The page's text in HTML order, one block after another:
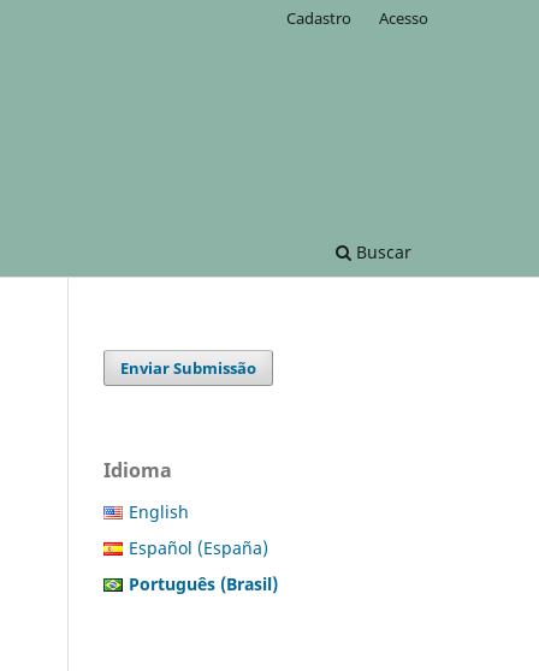
Buscar
Cadastro Acesso
Enviar Submissão
Idioma
English
Español (España)
Português (Brasil)